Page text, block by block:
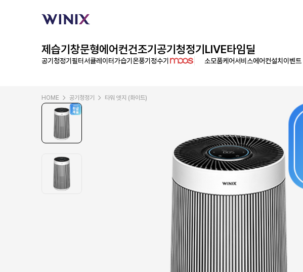
제습기창문형에어컨건조기공기청정기LIVE타임딜
공기청정기필터서큘레이터가습기 온풍기 정수기 소모품케어서비스에어컨설치 이벤트
HOME 공기청정기 타워 엣지 (화이트)